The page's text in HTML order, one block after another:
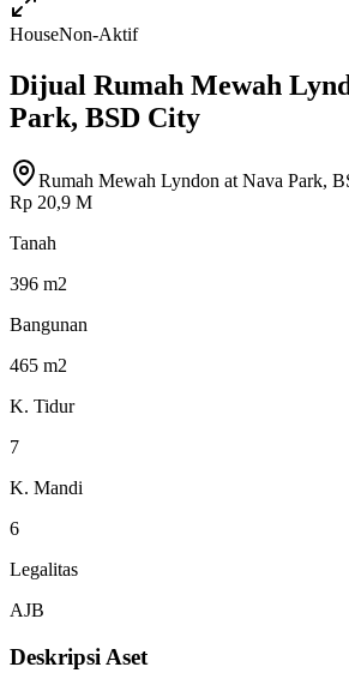
HouseNon-Aktif
Dijual Rumah Mewah
Park, BSD City
Rumah Mewah Lyndon at Nava Park,
Rp 20,9 M
Tanah
396 m2
Bangunan
465 m2
K. Tidur
7
K. Mandi
6
Legalitas
AJB
Deskripsi Aset